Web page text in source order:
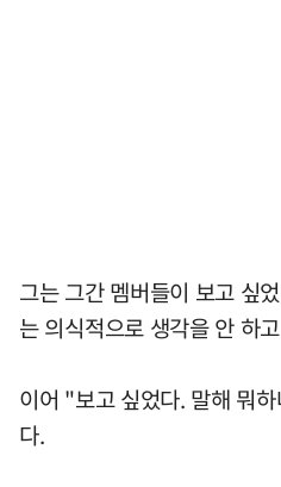
그는 그간 멤버들이 보고 싶
는 의식적으로 생각을 안 하
이어 "보고 싶었다. 말해 뭐
다.